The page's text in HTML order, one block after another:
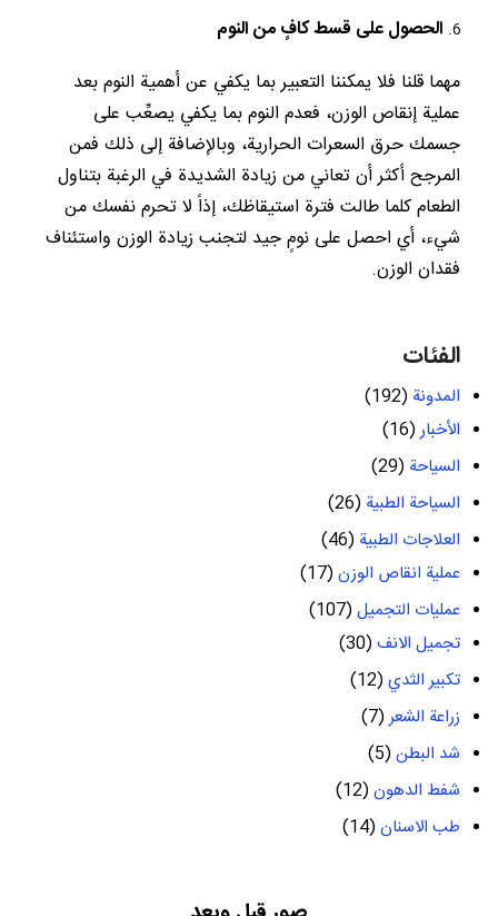
الحصول على قسط كافٍ من النوم
مهما قلنا فلا يمكننا التعبير بما يكفي عن أهمية النوم بعد
عملية إنقاص الوزن، فعدم النوم بما يكفي يصعِّب على
جسمك حرق السعرات الحرارية، وبالإضافة إلى ذلك فمن
المرجح أكثر أن تعاني من زيادة الشديدة في الرغبة بتناول
الطعام كلما طالت فترة استيقاظك، إذاً لا تحرم نفسك من
شيء، أي احصل على نومٍ جيد لتجنب زيادة الوزن واستئناف
فقدان الوزن.
الفئات
المدونة (192)
الأخبار(16)
السياحة (29)
السياحة الطبية (26)
العلاجات الطبية (46)
عملية انقاص الوزن(17)
عمليات التجميل(107)
تجميل الانف(30)
تكبير الثدي(12)
زراعة الشعر(7)
شد البطن(5)
شفط الدهون(12)
طب الاسنان(14)